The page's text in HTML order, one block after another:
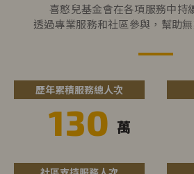
喜憨兒基金會在各項服務中持
透過專業服務和社區參與，幫助
歷年累積服務總人次
130 萬